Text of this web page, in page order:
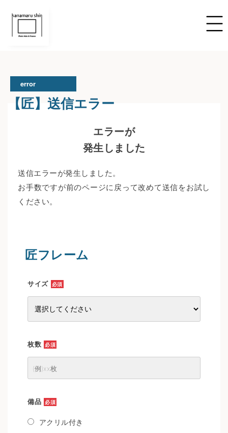
error
【匠】送信エラー
エラーが
発生しました
送信エラーが発生しました。
お手数ですが前のページに戻って改めて送信をお試し
ください。
匠フレーム
サイズ 必須
枚数 必須
備品 必須
アクリル付き